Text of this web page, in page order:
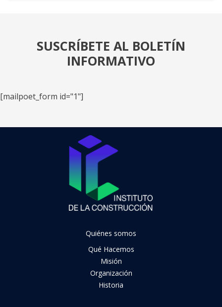
SUSCRÍBETE AL BOLETÍN
INFORMATIVO
[mailpoet_form id="1"]
Quiénes somos
Qué Hacemos
Misión
Organización
Historia